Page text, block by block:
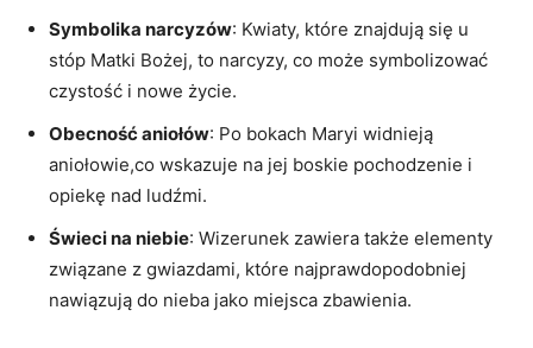
Symbolika narcyzów: Kwiaty, które znajdują się u
stóp Matki Bożej, to narcyzy, co może symbolizować
czystość i nowe życie.
Obecność aniołów: Po‌ bokach⁣ Maryi widnieją
aniołowie,co wskazuje na jej boskie pochodzenie i
opiekę nad ludźmi.
Świeci na niebie: Wizerunek ‌zawiera⁢ także elementy
związane z ​gwiazdami, które ⁢najprawdopodobniej
nawiązują do nieba ⁣jako miejsca zbawienia.